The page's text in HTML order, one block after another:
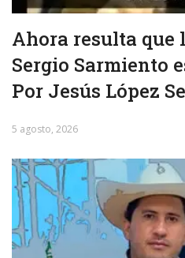
Ahora resulta que
Sergio Sarmiento
Por Jesús López
5 agosto, 2026